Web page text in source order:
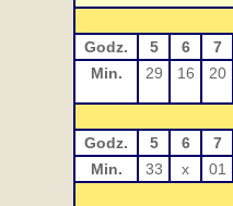
Godz. 5 6
7
Min.
29 16 20
Godz. 5 6
7
Min.
33 x 01